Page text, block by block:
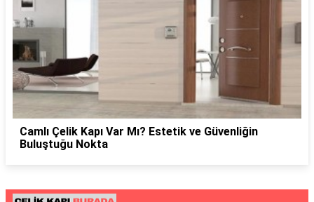
Camlı Çelik Kapı Var Mı? Estetik ve Güvenliğin
Buluştuğu Nokta